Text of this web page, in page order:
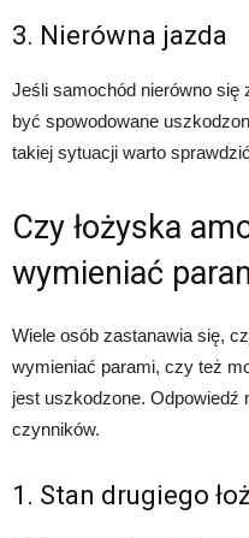
3. Nierówna jazda
Jeśli samochód nierówno się
być spowodowane
takiej sytuacji warto
Czy łożyska
wymieniać
Wiele osób zastanawia się,
wymieniać parami, czy też
jest uszkodzone. Odpowiedź
czynników.
1. Stan drugiego